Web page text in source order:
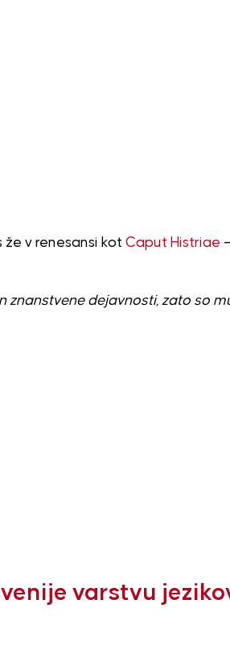
v renesansi kot Caput Histriae
znanstvene dejavnosti, zato so
varstvu